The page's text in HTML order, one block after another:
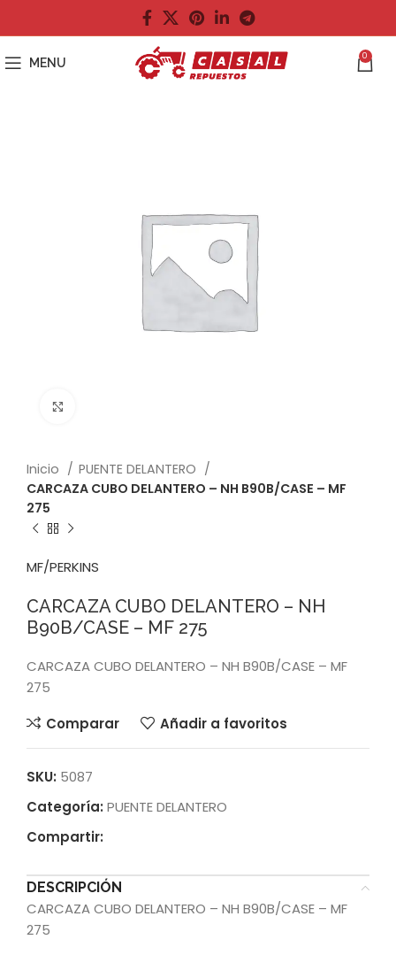
MENU 0
Inicio
PUENTE DELANTERO
CARCAZA CUBO DELANTERO – NH B90B/CASE – MF
275
MF/PERKINS
CARCAZA CUBO DELANTERO – NH
B90B/CASE – MF 275
CARCAZA CUBO DELANTERO – NH B90B/CASE – MF
275
Comparar
Añadir a favoritos
SKU: 5087
Categoría: PUENTE DELANTERO
Compartir:
DESCRIPCIÓN
CARCAZA CUBO DELANTERO – NH B90B/CASE – MF
275